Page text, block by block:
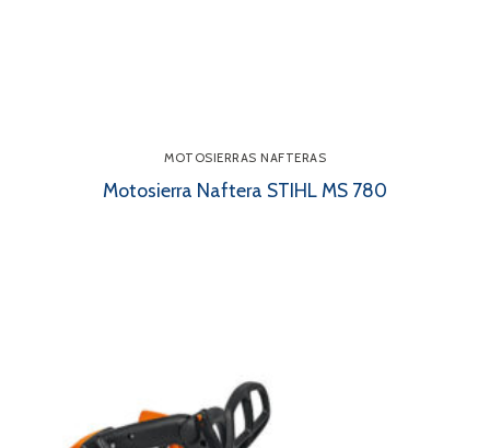
MOTOSIERRAS NAFTERAS
Motosierra Naftera STIHL MS 780